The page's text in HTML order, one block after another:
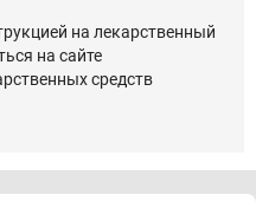
на лекарственный
на сайте
средств